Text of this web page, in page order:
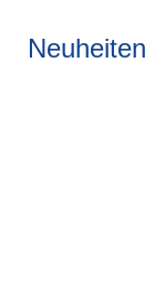
Neuheiten